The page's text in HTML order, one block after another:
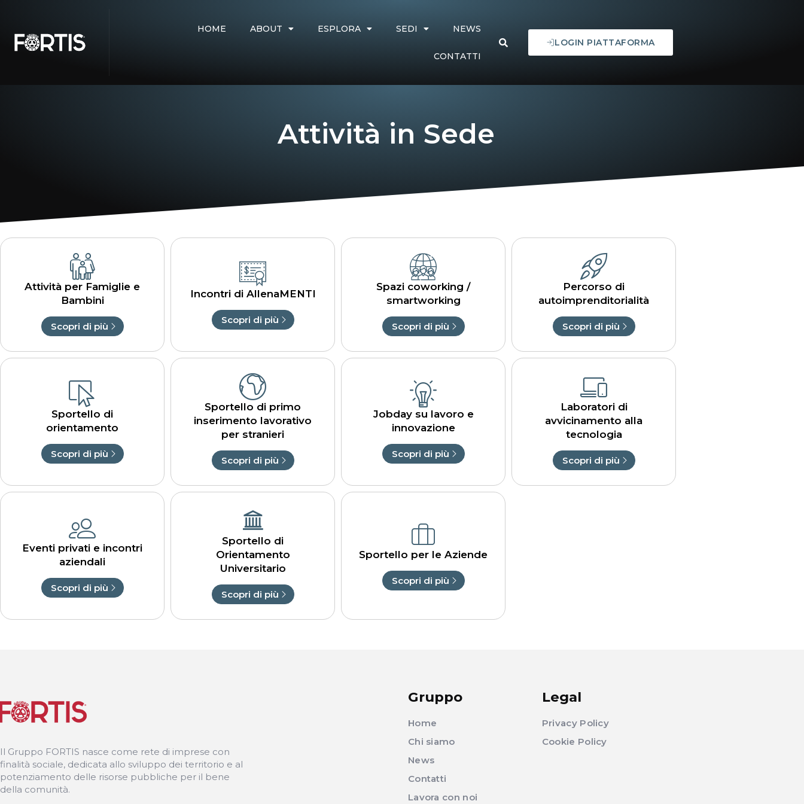
HOME ABOUT ESPLORA SEDI NEWS
CONTATTI
LOGIN PIATTAFORMA
Attività in Sede
Attività per Famiglie e
Bambini
Scopri di più
Incontri di AllenaMENTI
Scopri di più
Spazi coworking /
smartworking
Scopri di più
Percorso di
autoimprenditorialità
Scopri di più
Sportello di
orientamento
Scopri di più
Sportello di primo
inserimento lavorativo
per stranieri
Scopri di più
Jobday su lavoro e
innovazione
Scopri di più
Laboratori di
avvicinamento alla
tecnologia
Scopri di più
Eventi privati e incontri
aziendali
Scopri di più
Sportello di
Orientamento
Universitario
Scopri di più
Sportello per le Aziende
Scopri di più
Il Gruppo FORTIS nasce come rete di imprese con
finalità sociale, dedicata allo sviluppo dei territorio e al
potenziamento delle risorse pubbliche per il bene
della comunità.
Gruppo
Home
Chi siamo
News
Contatti
Lavora con noi
Legal
Privacy Policy
Cookie Policy